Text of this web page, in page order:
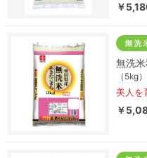
￥
無洗
（5kg）
美人を
￥